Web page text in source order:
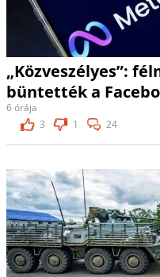
„Közveszélyes”:
büntették a
6 órája
3
1 24